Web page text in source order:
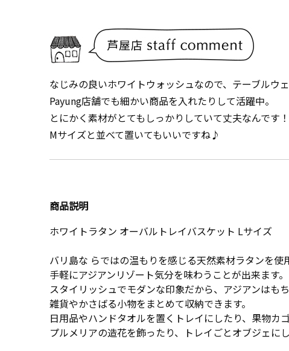
なじみの良いホワイトウォッシュなので、テーブルウ
Payung店舗でも細かい商品を入れたりして活躍中。
とにかく素材がとてもしっかりしていて丈夫なんです！
Mサイズと並べて置いてもいいですね♪
商品説明
ホワイトラタン オーバルトレイバスケット Lサイズ
バリ島な らではの温もりを感じる天然素材ラタンを使
手軽にアジアンリゾート気分を味わうことが出来ます。
スタイリッシュでモダンな印象だから、アジアンはも
雑貨やかさばる小物をまとめて収納できます。
日用品やハンドタオルを置くトレイにしたり、果物カ
プルメリアの造花を飾ったり、トレイごとオブジェに